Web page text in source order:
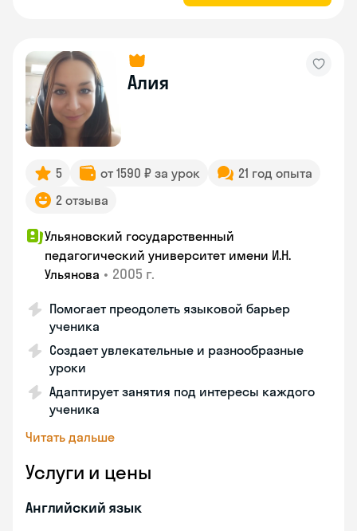
Алия
5 от 1590 ₽ за урок
21 год опыта
2 отзыва
Ульяновский государственный
педагогический университет имени И.Н.
Ульянова • 2005 г.
Помогает преодолеть языковой барьер
ученика
Создает увлекательные и разнообразные
уроки
Адаптирует занятия под интересы каждого
ученика
Читать дальше
Услуги и цены
Английский язык